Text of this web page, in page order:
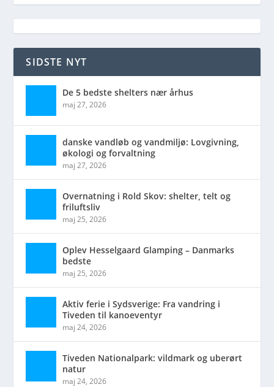
SIDSTE NYT
De 5 bedste shelters nær århus
maj 27, 2026
danske vandløb og vandmiljø: Lovgivning,
økologi og forvaltning
maj 27, 2026
Overnatning i Rold Skov: shelter, telt og
friluftsliv
maj 25, 2026
Oplev Hesselgaard Glamping – Danmarks
bedste
maj 25, 2026
Aktiv ferie i Sydsverige: Fra vandring i
Tiveden til kanoeventyr
maj 24, 2026
Tiveden Nationalpark: vildmark og uberørt
natur
maj 24, 2026